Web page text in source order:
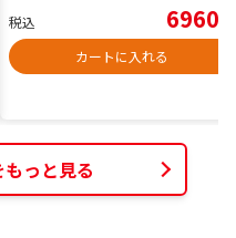
税込 6960
カートに入れる
っと見る